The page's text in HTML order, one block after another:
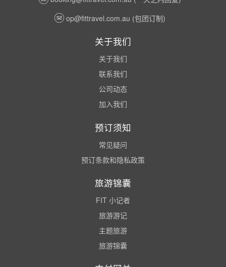
op@fittravel.com.au (包团订制)
关于我们
关于我们
联系我们
公司动态
加入我们
预订须知
常见疑问
预订条款和隐私政策
旅游锦囊
FIT 小记者
旅游游记
主题旅游
旅游锦囊